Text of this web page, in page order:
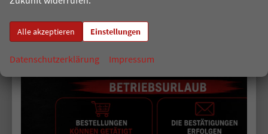
Crafter
T7 California
T7 Transporter Kastenwagen
e-Transporter Kastenwagen
Alle akzeptieren Einstellungen
Datenschutzerklärung Impressum